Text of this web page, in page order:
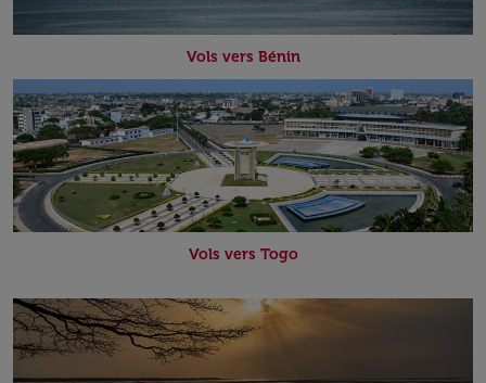
Vols vers Bénin
Vols vers Togo